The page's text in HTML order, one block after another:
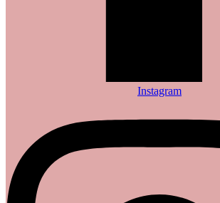
Instagram